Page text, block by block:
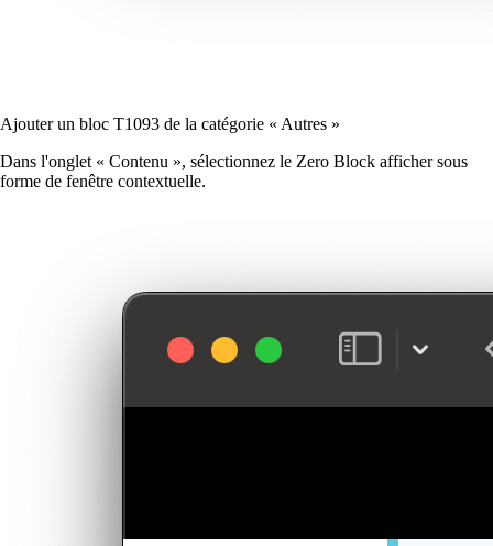
Ajouter un bloc T1093 de la catégorie « Autres »
Dans l'onglet « Contenu », sélectionnez le Zero Block afficher sous
forme de fenêtre contextuelle.